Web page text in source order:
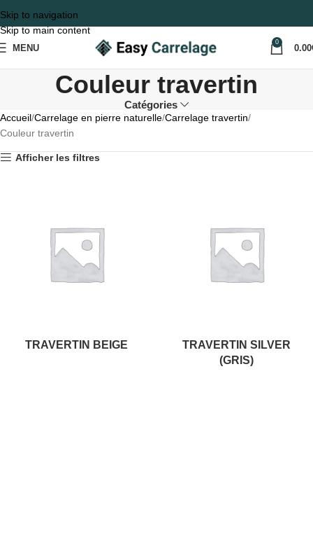
Skip to navigation
Skip to main content
MENU
0
0.00
Couleur travertin
Catégories
Accueil Carrelage en pierre naturelle Carrelage travertin
Couleur travertin
Afficher les filtres
TRAVERTIN BEIGE
TRAVERTIN SILVER
(GRIS)